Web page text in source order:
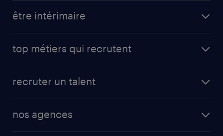
créer un compte candidat
être intérimaire
app talent / portail web
top métiers qui recrutent
recruter un talent
solutions opérationnelles
nos agences